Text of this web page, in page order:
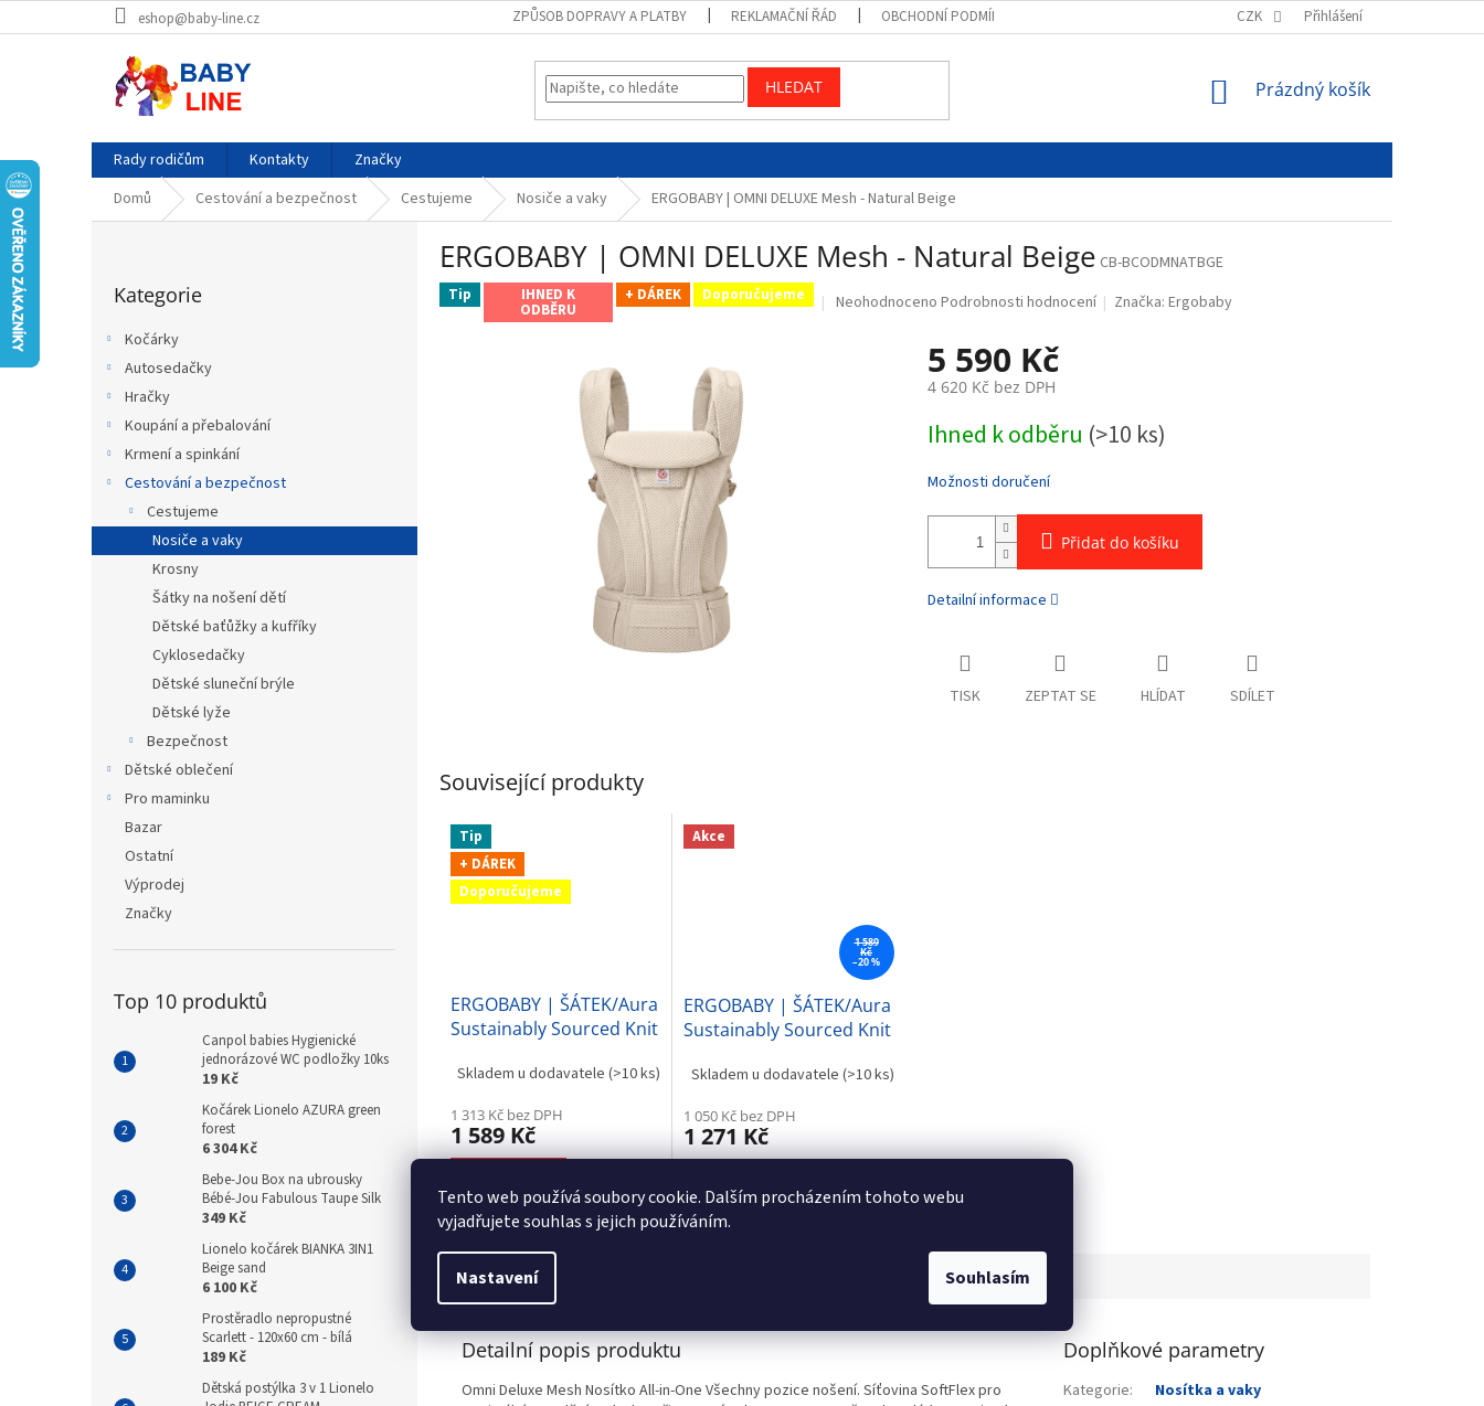
Tento web používá soubory cookie. Dalším procházením tohoto webu
vyjadřujete souhlas s jejich používáním.
Nastavení Souhlasím
na
eshop@baby-line.cz ZPŮSOB DOPRAVY A PLATBY REKLAMAČNÍ ŘÁD OBCHODNÍ PODMÍNKY PODMÍNKY OCHRANY OSOBNÍCH ÚDAJŮ
CZK Přihlášení
HLEDAT
NÁKUPNÍ
Prázdný košík
Rady rodičům Kontakty
Značky
Domů
Cestování a bezpečnost Cestujeme Nosiče a vaky ERGOBABY | OMNI DELUXE Mesh - Natural Beige
e
l
kategorie
Kategorie
Kočárky
Autosedačky
Hračky
Koupání a přebalování
Krmení a spinkání
Cestování a bezpečnost
Cestujeme
Nosiče a vaky
Krosny
Šátky na nošení dětí
Dětské baťůžky a kufříky
Cyklosedačky
Dětské sluneční brýle
Dětské lyže
Bezpečnost
Dětské oblečení
Pro maminku
Bazar
Ostatní
Výprodej
Značky
Top 10 produktů
Canpol babies Hygienické
jednorázové WC podložky 10ks
19 Kč
Kočárek Lionelo AZURA green
forest
6 304 Kč
Bebe-Jou Box na ubrousky
Bébé-Jou Fabulous Taupe Silk
349 Kč
Lionelo kočárek BIANKA 3IN1
Beige sand
6 100 Kč
Prostěradlo nepropustné
Scarlett - 120x60 cm - bílá
189 Kč
Dětská postýlka 3 v 1 Lionelo
ERGOBABY | OMNI DELUXE Mesh - Natural Beige CB-BCODMNATBGE
Tip IHNED K
ODBĚRU
+ DÁREK Doporučujeme
Průměrné
Neohodnoceno Podrobnosti hodnocení Značka:Ergobaby
5 590 Kč
4 620 Kč bez DPH
cena:
Ihned k odběru (>10 ks)
Možnosti doručení
Přidat do košíku
Detailní informace
TISK ZEPTAT SE HLÍDAT SDÍLET
Související produkty
Tip
+ DÁREK
Doporučujeme
ERGOBABY | ŠÁTEK/Aura
Sustainably Sourced Knit
Skladem u dodavatele (>10 ks)
1 313 Kč bez DPH
1 589 Kč
Akce
1 589
Kč
–20 %
ERGOBABY | ŠÁTEK/Aura
Sustainably Sourced Knit
Harvest
Skladem u dodavatele (>10 ks)
1 050 Kč bez DPH
1 271 Kč
Popis
Detailní popis produktu
Omni Deluxe Mesh Nosítko All-in-One Všechny pozice nošení. Síťovina SoftFlex pro
Doplňkové parametry
Kategorie:
Nosítka a vaky